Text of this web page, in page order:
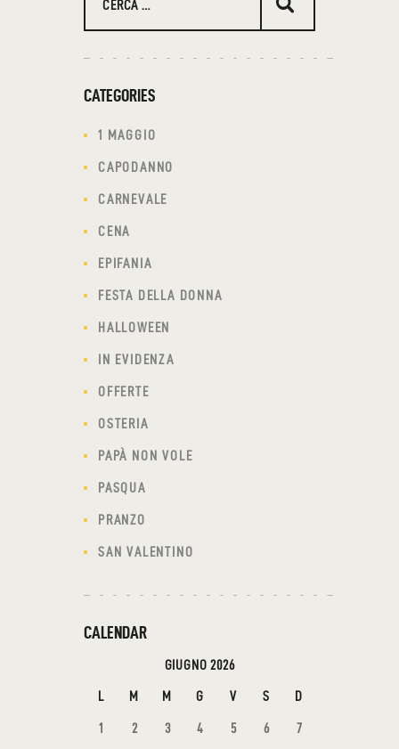
per:
CATEGORIES
1 MAGGIO
CAPODANNO
CARNEVALE
CENA
EPIFANIA
FESTA DELLA DONNA
HALLOWEEN
IN EVIDENZA
OFFERTE
OSTERIA
PAPÀ NON VOLE
PASQUA
PRANZO
SAN VALENTINO
CALENDAR
GIUGNO 2026
L M M G V S D
1 2 3 4 5 6 7